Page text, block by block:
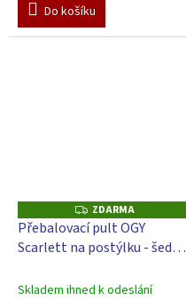
Do košíku
Z
D
A
R
M
ZDARMA
Přebalovací pult OGY
Scarlett na postýlku - šedý -
Slon - bílý
Skladem ihned k odeslání